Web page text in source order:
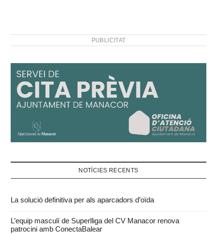
PUBLICITAT
NOTÍCIES RECENTS
La solució definitiva per als aparcadors d’oïda
L’equip masculí de Superlliga del CV Manacor renova
patrocini amb ConectaBalear